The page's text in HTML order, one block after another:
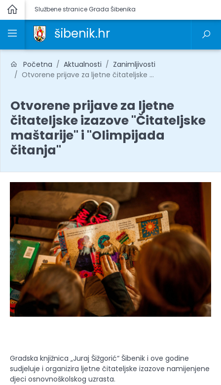
Službene stranice Grada Šibenika
šibenik.hr
Početna Aktualnosti
Zanimljivosti
Otvorene prijave za ljetne čitateljske ...
Otvorene prijave za ljetne
čitateljske izazove "Čitateljske
maštarije" i "Olimpijada
čitanja"
Gradska knjižnica „Juraj Šižgorić“ Šibenik i ove godine
sudjeluje i organizira ljetne čitateljske izazove namijenjene
djeci osnovnoškolskog uzrasta.